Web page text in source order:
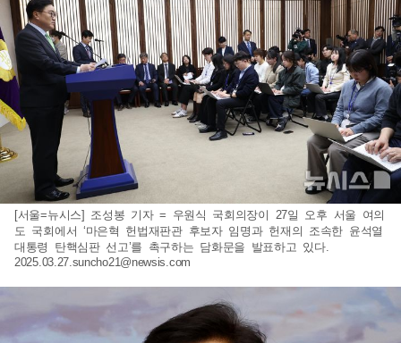
[서울=뉴시스] 조성봉 기자 = 우원식 국회의장이 27일 오후 서울 여의
도 국회에서 ‘마은혁 헌법재판관 후보자 임명과 헌재의 조속한 윤석열
대통령 탄핵심판 선고’를 촉구하는 담화문을 발표하고 있다.
2025.03.27.suncho21@newsis.com